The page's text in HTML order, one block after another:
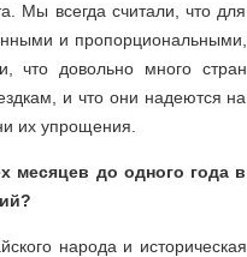
Мы всегда считали, что для
и пропорциональными,
что довольно много стран
и что они надеются на
их упрощения.
месяцев до одного года в
народа и историческая